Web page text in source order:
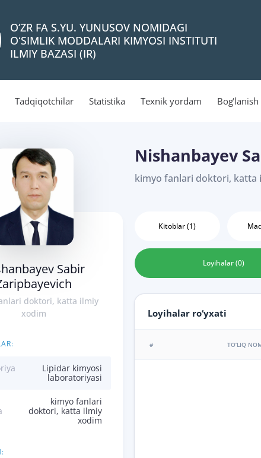
O‘ZR FA S.YU. YUNUSOV NOMIDAGI
OʻSIMLIK MODDALARI KIMYOSI INSTITUTI
ILMIY BAZASI (IR)
Tadqiqotchilar Statistika Texnik yordam Bog‘lanish
Sabir
doktori, katta ilmiy
xodim
Lipidar kimyosi
laboratoriyasi
kimyo fanlari
doktori, katta ilmiy
xodim
Nishanbayev
kimyo fanlari doktori, katta
Kitoblar (1)
Loyihalar (0)
Loyihalar ro‘yxati
# TO‘LIQ